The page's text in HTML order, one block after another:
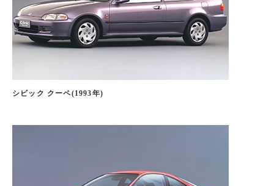
インテグラ(1989年)
シビック クーペ(1993年)